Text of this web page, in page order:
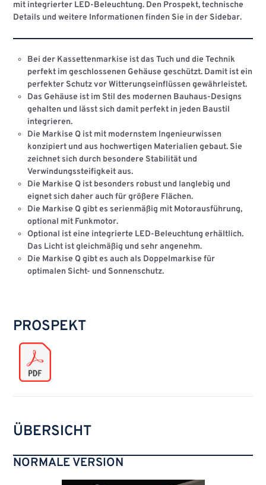
mit integrierter LED-Beleuchtung. Den Prospekt, technische
Details und weitere Informationen finden Sie in der Sidebar.
Bei der Kassettenmarkise ist das Tuch und die Technik
perfekt im geschlossenen Gehäuse geschützt. Damit ist ein
perfekter Schutz vor Witterungseinflüssen gewährleistet.
Das Gehäuse ist im Stil des modernen Bauhaus-Designs
gehalten und lässt sich damit perfekt in jeden Baustil
integrieren.
Die Markise Q ist mit modernstem Ingenieurwissen
konzipiert und aus hochwertigen Materialien gebaut. Sie
zeichnet sich durch besondere Stabilität und
Verwindungssteifigkeit aus.
Die Markise Q ist besonders robust und langlebig und
eignet sich daher auch für größere Flächen.
Die Markise Q gibt es serienmäßig mit Motorausführung,
optional mit Funkmotor.
Optional ist eine integrierte LED-Beleuchtung erhältlich.
Das Licht ist gleichmäßig und sehr angenehm.
Die Markise Q gibt es auch als Doppelmarkise für
optimalen Sicht- und Sonnenschutz.
PROSPEKT
ÜBERSICHT
NORMALE VERSION